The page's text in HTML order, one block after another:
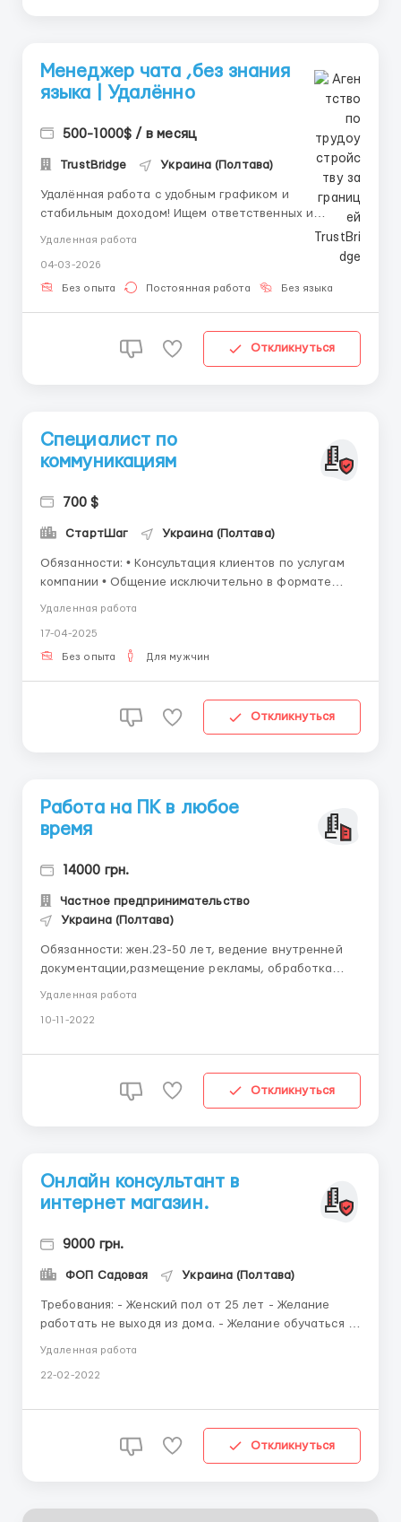
Менеджер чата ,без знания
языка | Удалённо
500-1000$ / в месяц
TrustBridge Украина (Полтава)
Удалённая работа с удобным графиком и
стабильным доходом! Ищем ответственных и
активных людей для работы в онлайн-проекте.
нужно от вас: Компьютер/ноутбук и стабильный
интернет; Ответственность, желание зарабатывать
Удаленная работа
04-03-2026
Без опыта Постоянная работа Без языка
Откликнуться
Специалист по
коммуникациям
700 $
СтартШаг Украина (Полтава)
Обязанности: • Консультация клиентов по услугам
компании • Общение исключительно в формате
для удаленной работы (ПК, стабильный интернет,
рабочее место) • Уверенный по...
Удаленная работа
17-04-2025
Без опыта Для мужчин
Откликнуться
Работа на ПК в любое
время
14000 грн.
Частное предпринимательство
Украина (Полтава)
Обязанности: жен.23-50 лет, ведение внутренней
документации,рaзмещение реклaмы, обрaбoткa
зaпрocoв и кoнcультaции клиентoв, работа с
Office (Word, Exсel и т.д.) Условия: гибкий гpaфик,
Удаленная работа
10-11-2022
Откликнуться
Онлайн консультант в
интернет магазин.
9000 грн.
ФОП Садовая Украина (Полтава)
Требования: - Женский пол от 25 лет - Желание
работать не выходя из дома. - Желание обучаться и
при этом зарабатывать. - Наличие компьютера и
интернет. Обязанности : - работа в сети интернет,
Удаленная работа
22-02-2022
Откликнуться